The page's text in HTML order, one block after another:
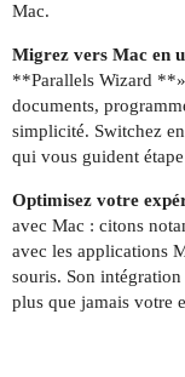
Mac.
Migrez vers Mac en
**Parallels Wizard **»
documents,
simplicité. Switchez
qui vous guident
Optimisez votre
avec Mac : citons
avec les applications
souris. Son
plus que jamais votre